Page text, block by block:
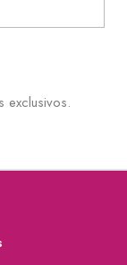
exclusivos.